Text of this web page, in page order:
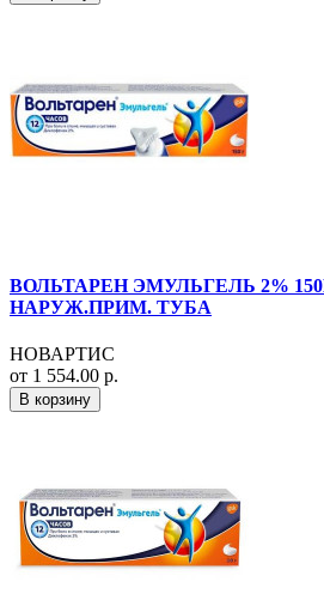
ВОЛЬТАРЕН ЭМУЛЬГЕЛЬ 2%
НАРУЖ.ПРИМ. ТУБА
НОВАРТИС
от 1 554.00 р.
В корзину